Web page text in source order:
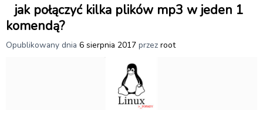
jak połączyć kilka plików mp3 w jeden 1
komendą?
Opublikowany dnia 6 sierpnia 2017 przez root